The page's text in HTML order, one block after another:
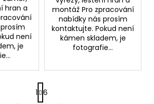
hran a
není
je
montáž Pro zpracování
nabídky nás prosím
kontaktujte. Pokud není
kámen skladem, je
fotografie...
S
t
1 6